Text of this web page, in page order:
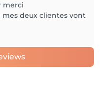
merci
mes deux clientes vont